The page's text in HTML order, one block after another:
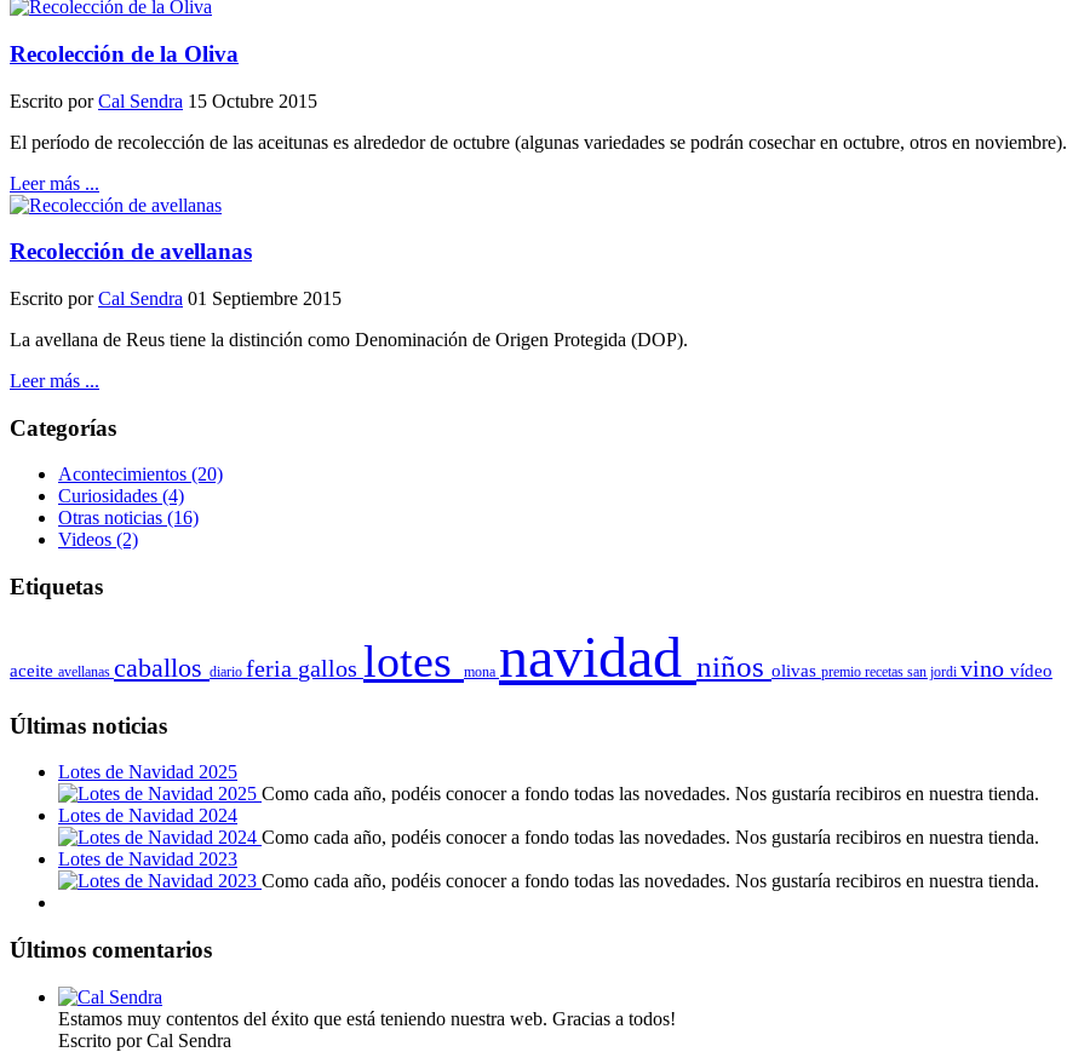
Recolección de la Oliva
Escrito porCal Sendra 15 Octubre 2015
El período de recolección de las aceitunas es alrededorde octubre (algunas variedades se podrán cosechar en octubre, otros en noviembre).
Leer más ...
Recolección de avellanas
Escrito porCal Sendra 01 Septiembre 2015
La avellana de Reus tiene la distinción como Denominación de Origen Protegida (DOP).
Leer más ...
Categorías
Acontecimientos (20)
Curiosidades (4)
Otras noticias (16)
Videos (2)
Etiquetas
aceite avellanas caballos diario feria gallos lotes mona navidad niños olivas premio recetas san jordi vino vídeo
Últimas noticias
Lotes de Navidad 2025
Como cada año, podéis conocer a fondo todas las novedades. Nos gustaría recibiros en nuestra tienda.
Lotes de Navidad 2024
Como cada año, podéis conocer a fondo todas las novedades. Nos gustaría recibiros en nuestra tienda.
Lotes de Navidad 2023
Como cada año, podéis conocer a fondo todas las novedades. Nos gustaría recibiros en nuestra tienda.
Últimos comentarios
Estamos muy contentos del éxito que está teniendo nuestra web. Gracias a todos!
Escrito por Cal Sendra